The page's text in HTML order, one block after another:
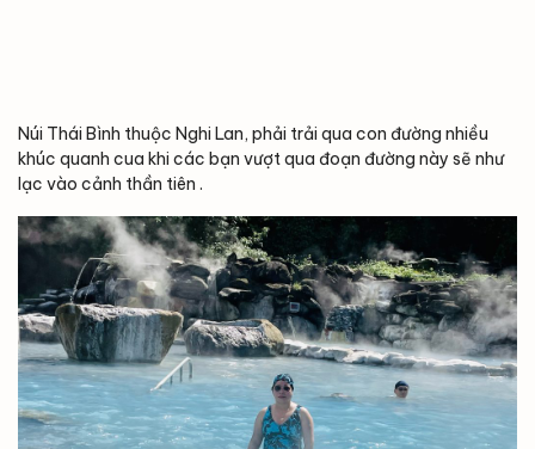
Núi Thái Bình thuộc Nghi Lan, phải trải qua con đường nhiều
khúc quanh cua khi các bạn vượt qua đoạn đường này sẽ như
lạc vào cảnh thần tiên .